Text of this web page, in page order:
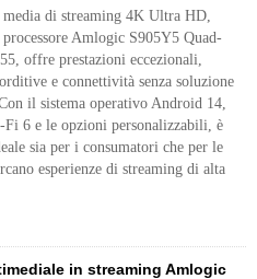
di streaming 4K Ultra HD,
Amlogic S905Y5 Quad-
offre prestazioni eccezionali,
e connettività senza soluzione
il sistema operativo Android 14,
6 e le opzioni personalizzabili, è
sia per i consumatori che per le
esperienze di streaming di alta
in streaming Amlogic